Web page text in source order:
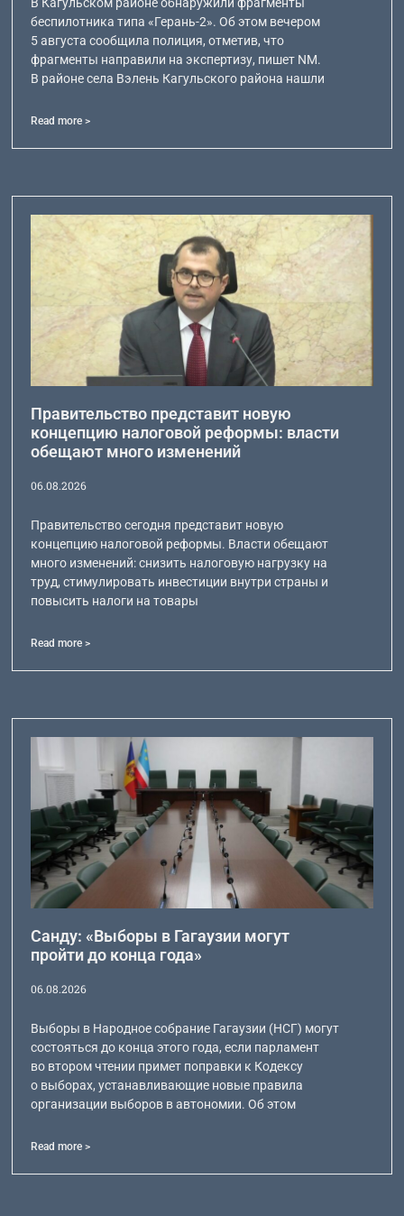
В Кагульском районе обнаружили фрагменты
беспилотника типа «Герань-2». Об этом вечером
5 августа сообщила полиция, отметив, что
фрагменты направили на экспертизу, пишет NM.
В районе села Вэлень Кагульского района нашли
Read more >
Правительство представит новую
концепцию налоговой реформы: власти
обещают много изменений
06.08.2026
Правительство сегодня представит новую
концепцию налоговой реформы. Власти обещают
много изменений: снизить налоговую нагрузку на
труд, стимулировать инвестиции внутри страны и
повысить налоги на товары
Read more >
Санду: «Выборы в Гагаузии могут
пройти до конца года»
06.08.2026
Выборы в Народное собрание Гагаузии (НСГ) могут
состояться до конца этого года, если парламент
во втором чтении примет поправки к Кодексу
о выборах, устанавливающие новые правила
организации выборов в автономии. Об этом
Read more >